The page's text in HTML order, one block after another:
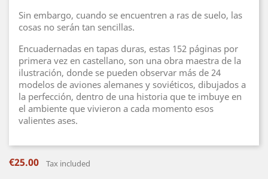
Sin embargo, cuando se encuentren a ras de suelo, las
cosas no serán tan sencillas.
Encuadernadas en tapas duras, estas 152 páginas por
primera vez en castellano, son una obra maestra de la
ilustración, donde se pueden observar más de 24
modelos de aviones alemanes y soviéticos, dibujados a
la perfección, dentro de una historia que te imbuye en
el ambiente que vivieron a cada momento esos
valientes ases.
€25.00 Tax included